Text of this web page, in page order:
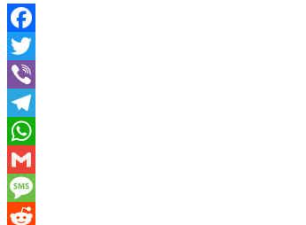
Facebook
Twitter
Viber
Telegram
WhatsApp
Gmail
Message